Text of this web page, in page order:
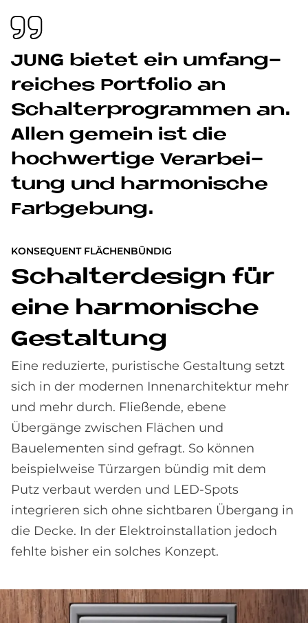
JUNG bie­tet ein um­fang­
rei­ches Port­fo­lio an
Schal­ter­pro­gram­men an.
Al­len ge­mein ist die
hoch­wer­ti­ge Ver­ar­bei­
tung und har­mo­ni­sche
Farb­ge­bung.
KONSEQUENT FLÄCHENBÜNDIG
Schal­ter­de­sign für
eine har­mo­ni­sche
Ge­stal­tung
Eine reduzierte, puristische Gestaltung setzt
sich in der modernen Innenarchitektur mehr
und mehr durch. Fließende, ebene
Übergänge zwischen Flächen und
Bauelementen sind gefragt. So können
beispielweise Türzargen bündig mit dem
Putz verbaut werden und LED-Spots
integrieren sich ohne sichtbaren Übergang in
die Decke. In der Elektroinstallation jedoch
fehlte bisher ein solches Konzept.